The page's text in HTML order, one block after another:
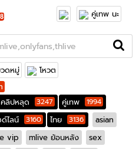
คู่เทพ นะ
ดหมู่
โหวต
คลิปหลุด 3247 คู่เทพ 1994
ด์ไลน์ 3160 ไทย 3136
asian
vip mlive ย้อนหลัง
sex